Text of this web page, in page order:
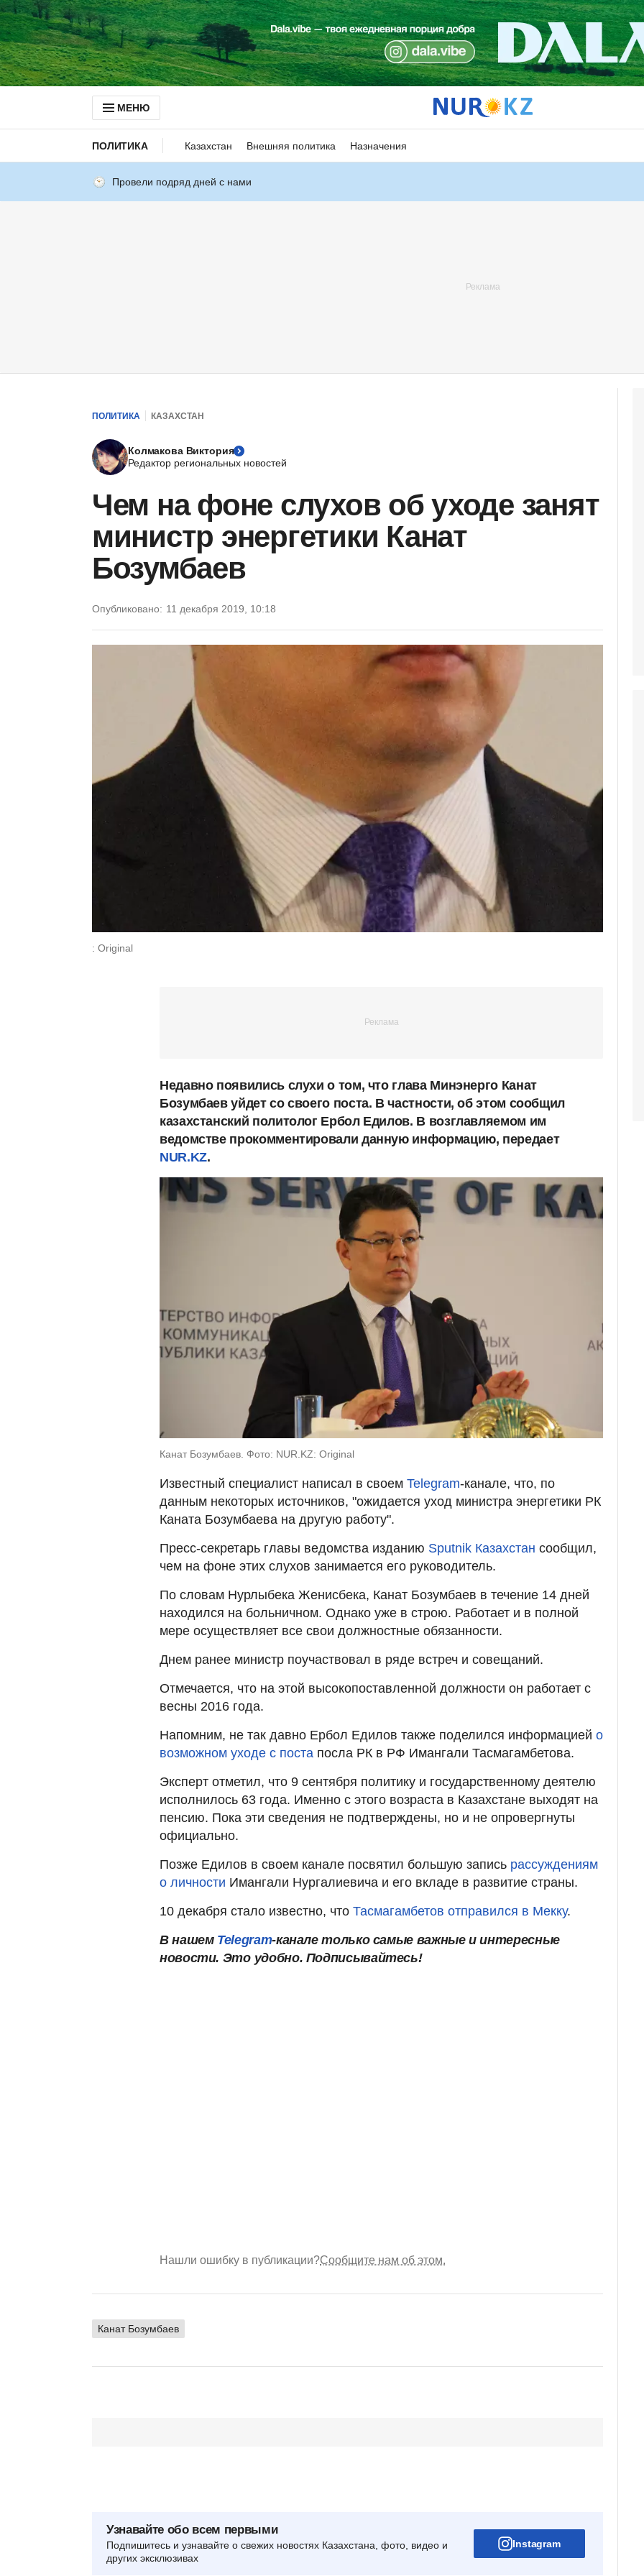
МЕНЮ
ПОЛИТИКА Казахстан Внешняя политика Назначения
Провели подряд дней с нами
ПОЛИТИКА КАЗАХСТАН
Колмакова Виктория
Редактор региональных новостей
Чем на фоне слухов об уходе занят
министр энергетики Канат
Бозумбаев
Опубликовано: 11 декабря 2019, 10:18
: Original
Недавно появились слухи о том, что глава Минэнерго Канат
Бозумбаев уйдет со своего поста. В частности, об этом сообщил
казахстанский политолог Ербол Едилов. В возглавляемом им
ведомстве прокомментировали данную информацию, передает
NUR.KZ.
Канат Бозумбаев. Фото: NUR.KZ: Original
Известный специалист написал в своем Telegram-канале, что, по
данным некоторых источников, "ожидается уход министра энергетики РК
Каната Бозумбаева на другую работу".
Пресс-секретарь главы ведомства изданию Sputnik Казахстан сообщил,
чем на фоне этих слухов занимается его руководитель.
По словам Нурлыбека Женисбека, Канат Бозумбаев в течение 14 дней
находился на больничном. Однако уже в строю. Работает и в полной
мере осуществляет все свои должностные обязанности.
Днем ранее министр поучаствовал в ряде встреч и совещаний.
Отмечается, что на этой высокопоставленной должности он работает с
весны 2016 года.
Напомним, не так давно Ербол Едилов также поделился информацией о
возможном уходе с поста посла РК в РФ Имангали Тасмагамбетова.
Эксперт отметил, что 9 сентября политику и государственному деятелю
исполнилось 63 года. Именно с этого возраста в Казахстане выходят на
пенсию. Пока эти сведения не подтверждены, но и не опровергнуты
официально.
Позже Едилов в своем канале посвятил большую запись рассуждениям
о личности Имангали Нургалиевича и его вкладе в развитие страны.
10 декабря стало известно, что Тасмагамбетов отправился в Мекку.
В нашем Telegram-канале только самые важные и интересные
новости. Это удобно. Подписывайтесь!
Нашли ошибку в публикации?Сообщите нам об этом.
Канат Бозумбаев
Узнавайте обо всем первыми
Подпишитесь и узнавайте о свежих новостях Казахстана, фото, видео и
других эксклюзивах
Instagram